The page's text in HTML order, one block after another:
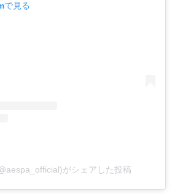
で見る
がシェアした投稿